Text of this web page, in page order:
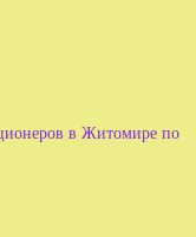
в Житомире по